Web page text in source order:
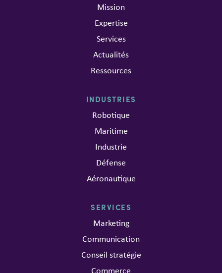
Mission
Expertise
Services
Actualités
Ressources
INDUSTRIES
Robotique
Maritime
Industrie
Défense
Aéronautique
SERVICES
Marketing
Communication
Conseil stratégie
Commerce